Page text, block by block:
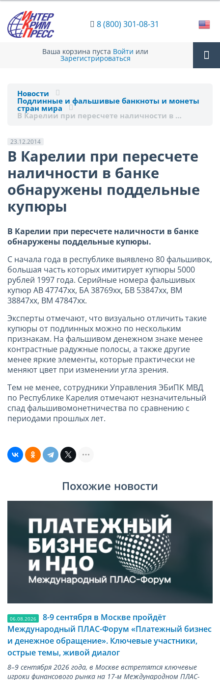
8 (800) 301-08-31
Ваша корзина пуста Войти или
Зарегистрироваться
Новости
Подлинные и фальшивые банкноты и монеты
стран мира
В Карелии при пересчете наличности в …
23.12.2014
В Карелии при пересчете
наличности в банке
обнаружены поддельные
купюры
В Карелии при пересчете наличности в банке
обнаружены поддельные купюры.
С начала года в республике выявлено 80 фальшивок,
большая часть которых имитирует купюры 5000
рублей 1997 года. Серийные номера фальшивых
купюр АВ 47747хх, БА 38769хх, БВ 53847хх, ВМ
38847хх, ВМ 47847хх.
Эксперты отмечают, что визуально отличить такие
купюры от подлинных можно по нескольким
признакам. На фальшивом денежном знаке менее
контрастные радужные полосы, а также другие
менее яркие элементы, которые практически не
меняют цвет при изменении угла зрения.
Тем не менее, сотрудники Управления ЭБиПК МВД
по Республике Карелия отмечают незначительный
спад фальшивомонетничества по сравнению с
периодами прошлых лет.
Похожие новости
06.08.2026
8-9 сентября в Москве пройдёт
Международный ПЛАС-Форум «Платежный бизнес
и денежное обращение». Ключевые участники,
острые темы, живой диалог
8–9 сентября 2026 года, в Москве встретятся ключевые
игроки финансового рынка на 17-м Международном ПЛАС-